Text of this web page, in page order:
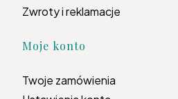
Zwroty i reklamacje
Moje konto
Twoje zamówienia